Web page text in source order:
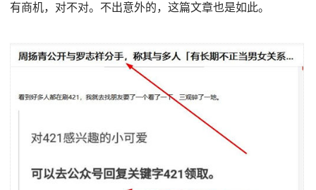
有商机，对不对。不出意外的，这篇文章也是如此。